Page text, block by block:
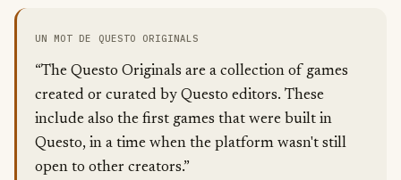
UN MOT DE QUESTO ORIGINALS
“The Questo Originals are a collection of games
created or curated by Questo editors. These
include also the first games that were built in
Questo, in a time when the platform wasn't still
open to other creators.”